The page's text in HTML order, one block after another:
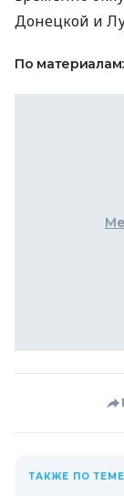
Донецкой и
По материалам:
ТАКЖЕ ПО ТЕМЕ